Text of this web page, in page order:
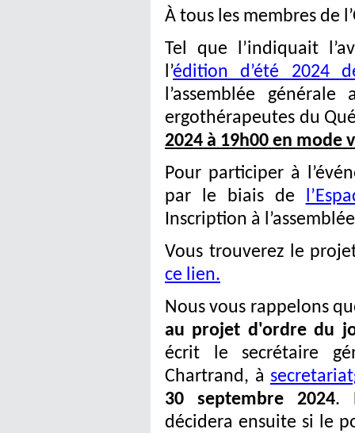
À tous les membres de
Tel que l’indiquait
l’édition d’été 2024
l’assemblée
ergothérapeutes du
2024 à 19h00 en mode
Pour participer à
par le biais de
Inscription à
Vous trouverez le
ce lien.
Nous vous rappelons
au projet d'ordre du
écrit le secrétaire
Chartrand, à
30 septembre 2024.
décidera ensuite si le